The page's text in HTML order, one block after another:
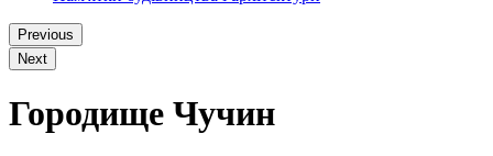
Previous
Next
Городище Чучин